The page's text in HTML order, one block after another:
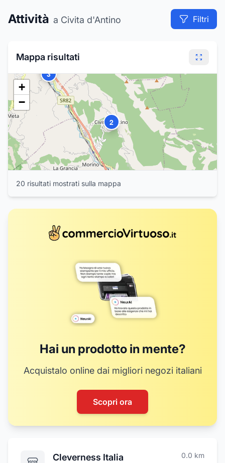
Attività a Civita d'Antino Filtri
Mappa risultati
1
2
3
+
−
20 risultati mostrati sulla mappa
Hai un prodotto in mente?
Acquistalo online dai migliori negozi italiani
Scopri ora
Cleverness Italia 0.0 km